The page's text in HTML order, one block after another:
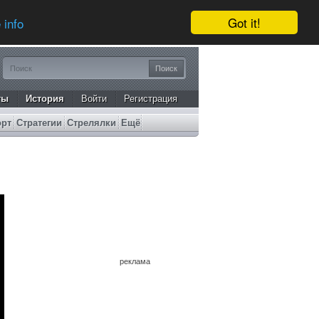
Got it!
info
История Войти Регистрация
Стратегии Стрелялки Ещё
реклама